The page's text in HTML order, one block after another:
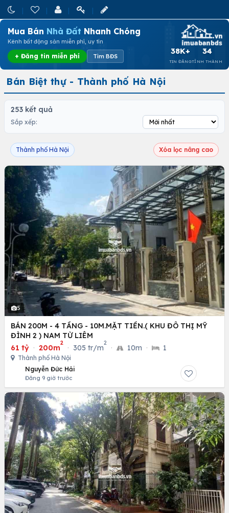
Mua Bán Nhà Đất Nhanh Chóng
Kênh bất động sản miễn phí, uy tín
+ Đăng tin miễn phí Tìm BĐS
38K+
TIN ĐĂNG
34
TỈNH THÀNH
Bán Biệt thự - Thành phố Hà Nội
253 kết quả
Sắp xếp:
Thành phố Hà Nội Xóa lọc nâng cao
5
BÁN 200M - 4 TẦNG - 10M.MẶT TIỀN.( KHU ĐÔ THỊ MỸ
ĐÌNH 2 ) NAM TỪ LIÊM
61 tỷ · 200m
2
· 305 tr/m
2
· 10m · 1
Thành phố Hà Nội
Nguyễn Đức Hải
Đăng 9 giờ trước